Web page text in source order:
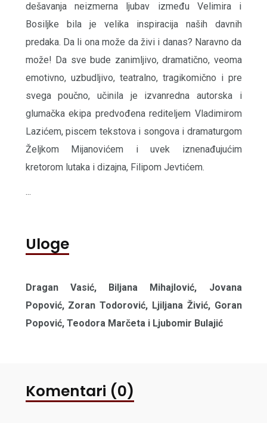
dešavanja neizmerna ljubav između Velimira i
Bosiljke bila je velika inspiracija naših davnih
predaka. Da li ona može da živi i danas? Naravno da
može! Da sve bude zanimljivo, dramatično, veoma
emotivno, uzbudljivo, teatralno, tragikomično i pre
svega poučno, učinila je izvanredna autorska i
glumačka ekipa predvođena rediteljem Vladimirom
Lazićem, piscem tekstova i songova i dramaturgom
Željkom Mijanovićem i uvek iznenađujućim
kretorom lutaka i dizajna, Filipom Jevtićem.
...
Uloge
Dragan Vasić, Biljana Mihajlović, Jovana
Popović, Zoran Todorović, Ljiljana Živić, Goran
Popović, Teodora Marčeta i Ljubomir Bulajić
Komentari (0)